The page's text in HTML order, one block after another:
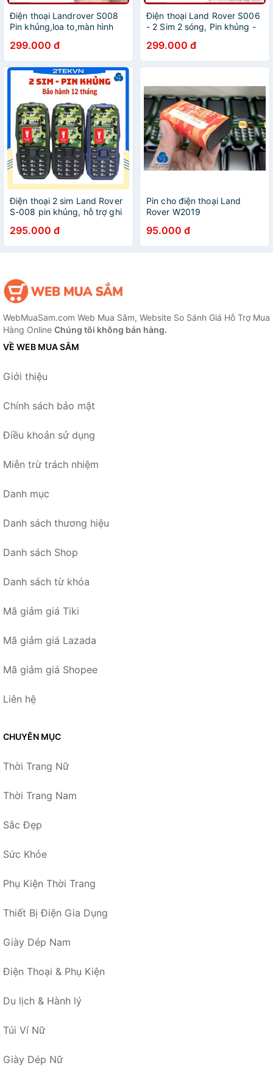
Điện thoại Landrover S008
Pin khủng,loa to,màn hình
299.000 đ
Điện thoại Land Rover S006
- 2 Sim 2 sóng, Pin khủng -
299.000 đ
Điện thoại 2 sim Land Rover
S-008 pin khủng, hỗ trợ ghi
295.000 đ
Pin cho điện thoại Land
Rover W2019
95.000 đ
WebMuaSam.com Web Mua Sắm, Website So Sánh Giá Hỗ Trợ Mua
Hàng Online Chúng tôi không bán hàng.
VỀ WEB MUA SẮM
Giới thiệu
Chính sách bảo mật
Điều khoản sử dụng
Miễn trừ trách nhiệm
Danh mục
Danh sách thương hiệu
Danh sách Shop
Danh sách từ khóa
Mã giảm giá Tiki
Mã giảm giá Lazada
Mã giảm giá Shopee
Liên hệ
CHUYÊN MỤC
Thời Trang Nữ
Thời Trang Nam
Sắc Đẹp
Sức Khỏe
Phụ Kiện Thời Trang
Thiết Bị Điện Gia Dụng
Giày Dép Nam
Điện Thoại & Phụ Kiện
Du lịch & Hành lý
Túi Ví Nữ
Giày Dép Nữ